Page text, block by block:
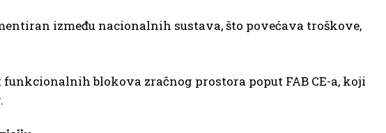
između nacionalnih sustava, što povećava troškove,
blokova zračnog prostora poput FAB CE-a, koji